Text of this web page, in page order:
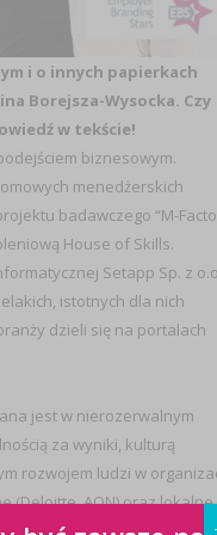
i o innych papierkach
Borejsza-Wysocka. Czy
w tekście!
biznesowym.
menedżerskich
badawczego “M-
House of Skills.
Setapp Sp. z
istotnych dla nich
dzieli się na portalach
jest w nierozerwalnym
za wyniki, kulturą
rozwojem ludzi w
(Deloitte, AON) oraz lokalne
VUCA. Dla mnie